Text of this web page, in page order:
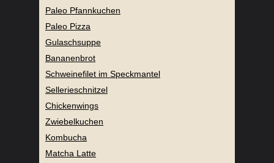
Paleo Pfannkuchen
Paleo Pizza
Gulaschsuppe
Bananenbrot
Schweinefilet im Speckmantel
Sellerieschnitzel
Chickenwings
Zwiebelkuchen
Kombucha
Matcha Latte